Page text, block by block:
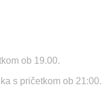
ob 19.00.
s pričetkom ob 21:00.